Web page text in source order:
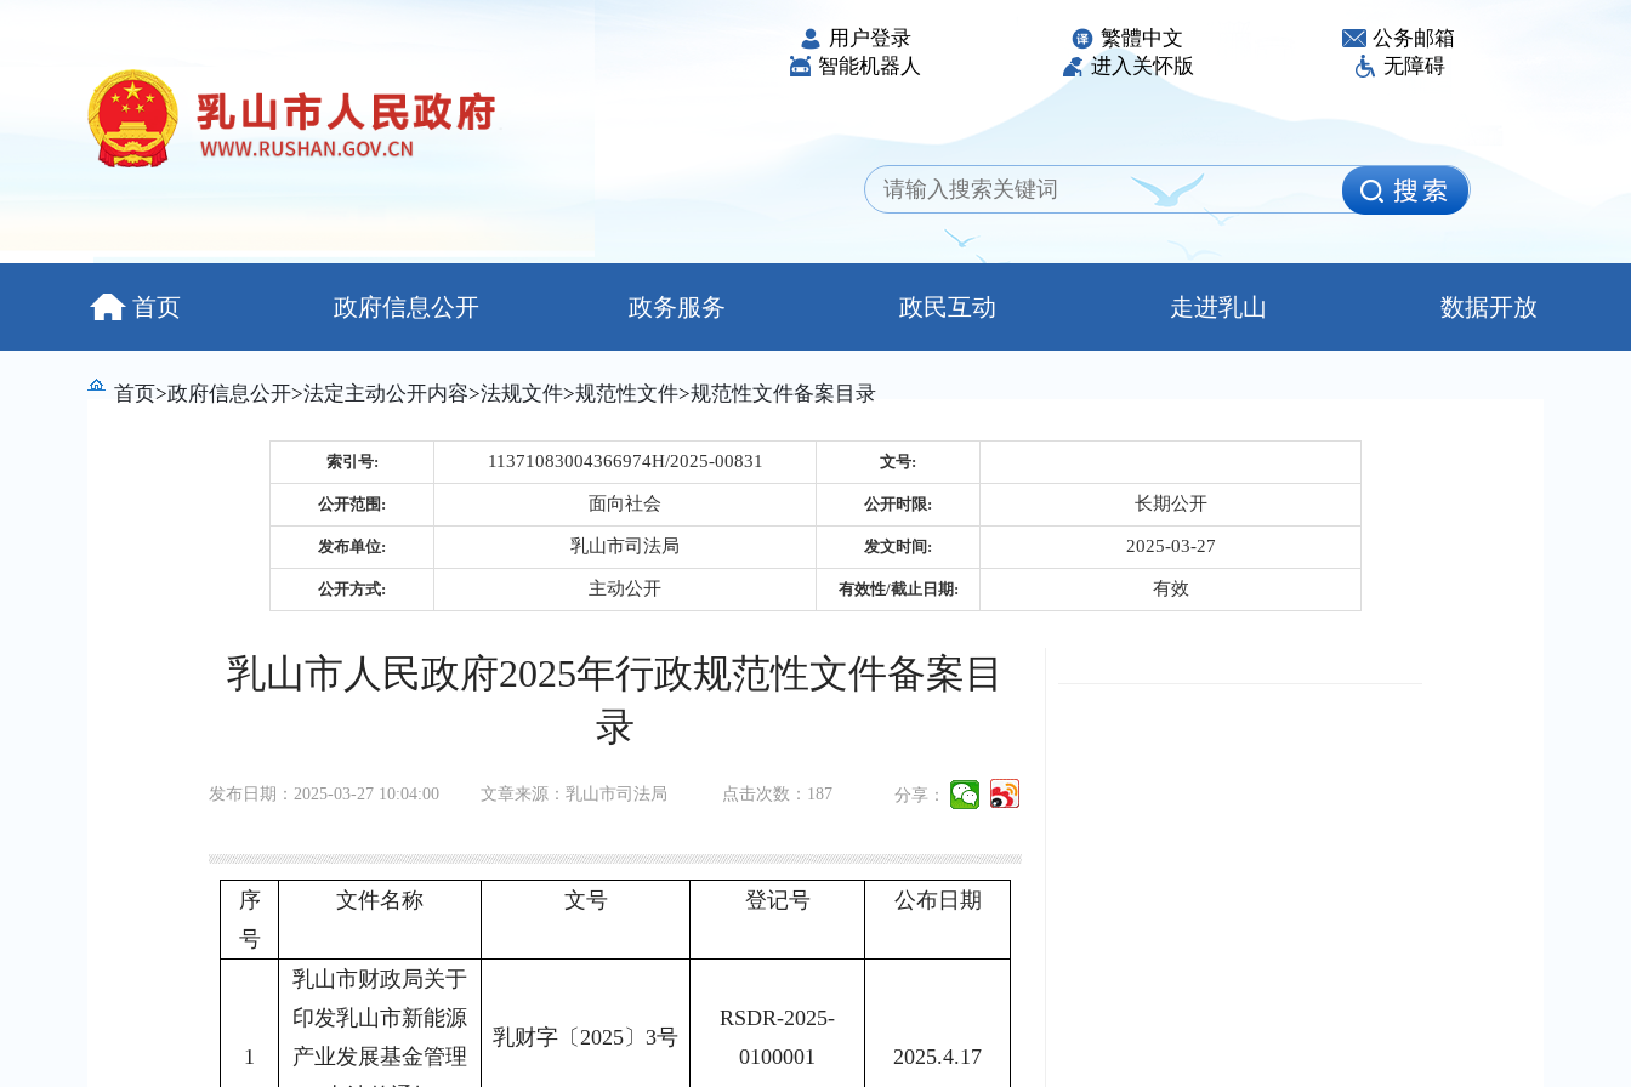
用户登录 繁體中文
公务邮箱
智能机器人
进入关怀版 无障碍
首页 政府信息公开 政务服务 政民互动 走进乳山 数据开放
首页>政府信息公开>法定主动公开内容>法规文件>规范性文件>规范性文件备案目录
索引号: 11371083004366974H/2025-00831 文号:
公开范围: 面向社会 公开时限: 长期公开
发布单位: 乳山市司法局 发文时间: 2025-03-27
公开方式: 主动公开 有效性/截止日期: 有效
乳山市人民政府2025年行政规范性文件备案目
录
发布日期：2025-03-27 10:04:00 文章来源：乳山市司法局 点击次数： 187 分享：
序
号
文件名称 文号 登记号 公布日期
1
乳山市财政局关于
印发乳山市新能源
产业发展基金管理
乳财字〔2025〕3号
RSDR-2025-
0100001
2025.4.17